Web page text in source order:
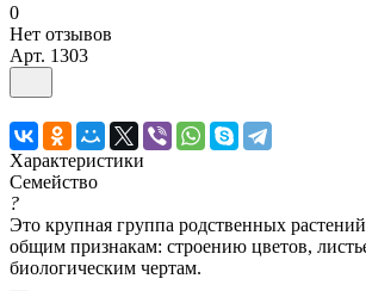
0
Нет отзывов
Арт. 1303
Характеристики
Семейство
?
Это крупная группа родственных
общим признакам: строению цветов,
биологическим чертам.